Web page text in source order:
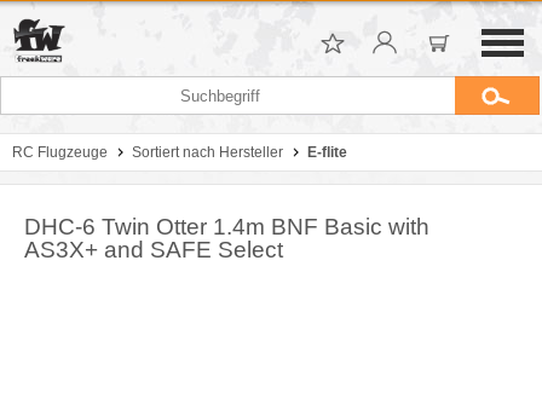
RC Flugzeuge Sortiert nach Hersteller E-flite
DHC-6 Twin Otter 1.4m BNF Basic with
AS3X+ and SAFE Select